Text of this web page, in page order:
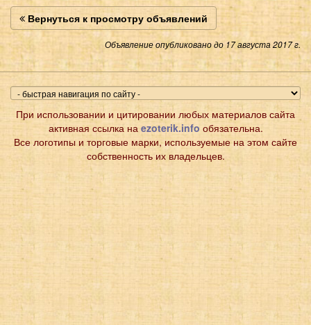
Вернуться к просмотру объявлений
Объявление опубликовано до 17 августа 2017 г.
При использовании и цитировании любых материалов сайта
активная ссылка на ezoterik.info обязательна.
Все логотипы и торговые марки, используемые на этом сайте
собственность их владельцев.